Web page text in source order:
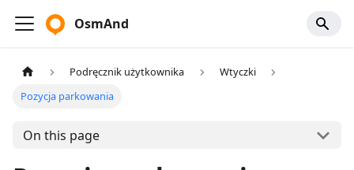
OsmAnd
Podręcznik użytkownika
Wtyczki
Pozycja parkowania
On this page